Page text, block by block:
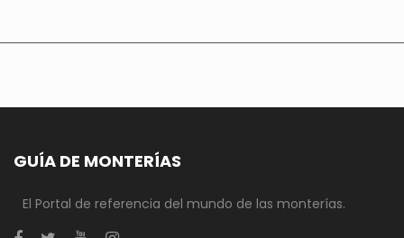
GUÍA DE MONTERÍAS
El Portal de referencia del mundo de las monterías.